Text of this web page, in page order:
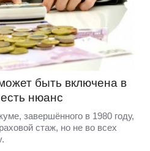
быть включена в
нюанс
завершённого в 1980 году,
стаж, но не во всех